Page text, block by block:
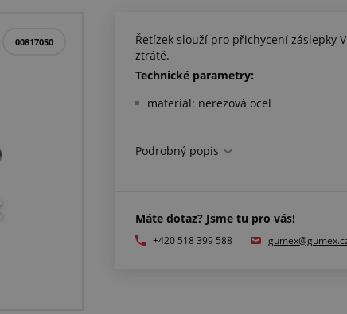
00817050
Řetízek slouží pro přichycení záslepky
ztrátě.
Technické parametry:
materiál: nerezová ocel
Podrobný popis
Máte dotaz? Jsme tu pro vás!
+420 518 399 588